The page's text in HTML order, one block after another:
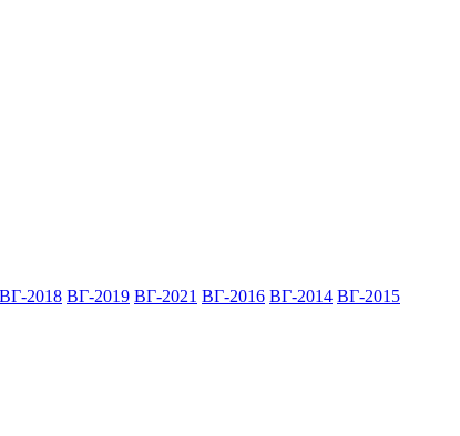
ВГ-2018 ВГ-2019 ВГ-2021 ВГ-2016 ВГ-2014 ВГ-2015